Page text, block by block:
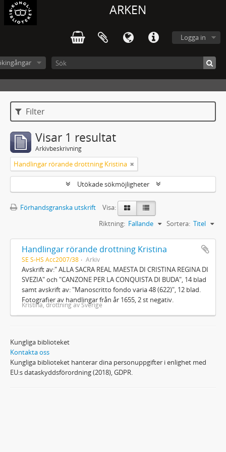
ARKEN
Logga in
Filter
Visar 1 resultat
Arkivbeskrivning
Handlingar rörande drottning Kristina
Utökade sökmöjligheter
Förhandsgranska utskrift
Visa:
Sortera: Titel
Riktning: Fallande
Handlingar rörande drottning Kristina
SE S-HS Acc2007/38 Arkiv
Avskrift av:" ALLA SACRA REAL MAESTA DI CRISTINA REGINA DI
SVEZIA" och "CANZONE PER LA CONQUISTA DI BUDA", 14 blad
samt avskrift av: "Manoscritto fondo varia 48 (622)", 12 blad.
Fotografier av handlingar från år 1655, 2 st negativ.
Kristina, drottning av Sverige
Kungliga biblioteket
Kontakta oss
Kungliga biblioteket hanterar dina personuppgifter i enlighet med
EU:s dataskyddsförordning (2018), GDPR.